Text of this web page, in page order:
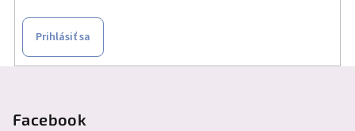
Prihlásiť sa
Facebook